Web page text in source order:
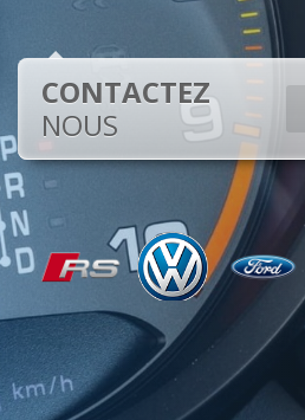
CONTACTEZ
NOUS